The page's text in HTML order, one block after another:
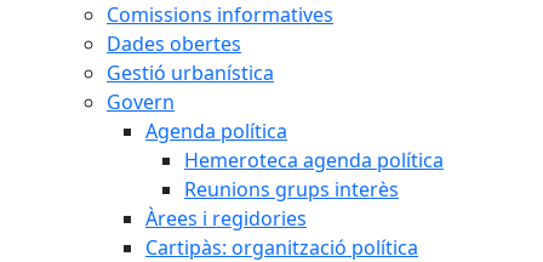
Comissions informatives
Dades obertes
Gestió urbanística
Govern
Agenda política
Hemeroteca agenda política
Reunions grups interès
Àrees i regidories
Cartipàs: organització política